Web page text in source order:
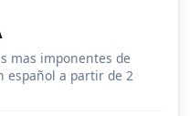
mas imponentes de
español a partir de 2